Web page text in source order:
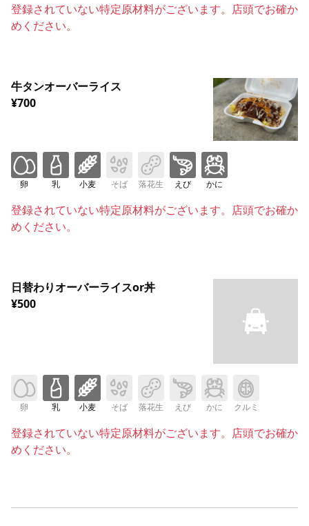
登録されていない特定原材料がございます。店頭でお確か
めください。
牛タンオーバーライス
¥700
卵 乳 小麦 そば 落花生 えび かに
登録されていない特定原材料がございます。店頭でお確か
めください。
日替わりオーバーライスor丼
¥500
卵 乳 小麦 そば 落花生 えび かに クルミ
登録されていない特定原材料がございます。店頭でお確か
めください。